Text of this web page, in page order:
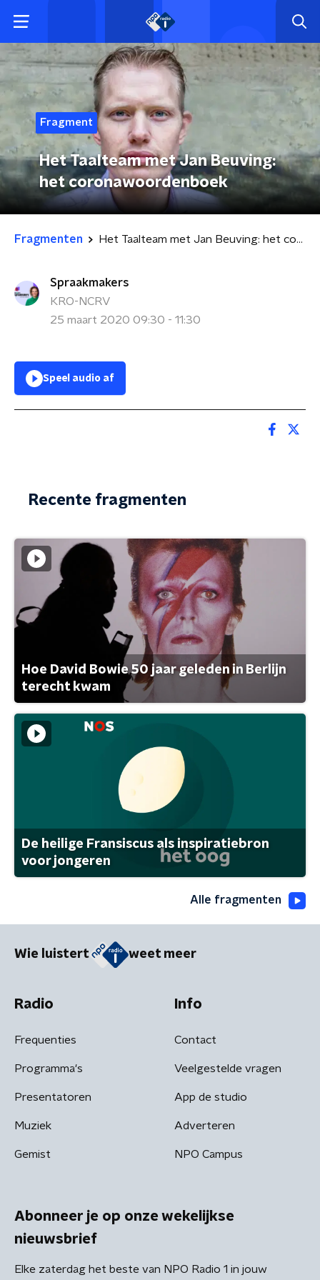
Fragment
Het Taalteam met Jan Beuving:
het coronawoordenboek
Fragmenten Het Taalteam met Jan Beuving: het coronawoordenboek
Spraakmakers
KRO-NCRV
25 maart 2020 09:30 - 11:30
Speel audio af
Recente fragmenten
Hoe David Bowie 50 jaar geleden in Berlijn
terecht kwam
De heilige Fransiscus als inspiratiebron
voor jongeren
Alle fragmenten
Wie luistert weet meer
Radio
Frequenties
Programma's
Presentatoren
Muziek
Gemist
Info
Contact
Veelgestelde vragen
App de studio
Adverteren
NPO Campus
Abonneer je op onze wekelijkse
nieuwsbrief
Elke zaterdag het beste van NPO Radio 1 in jouw